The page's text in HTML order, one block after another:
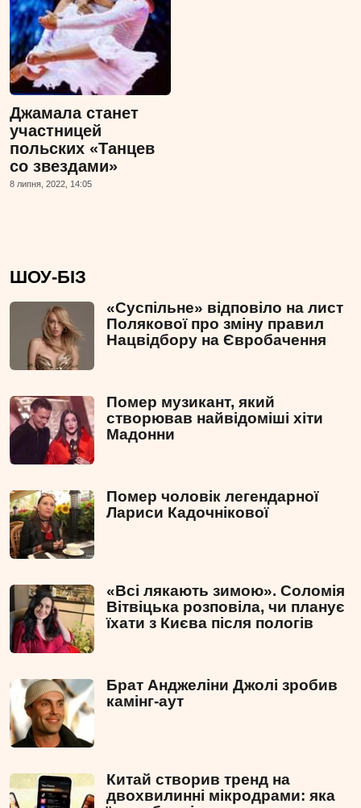
Джамала станет
участницей
польских «Танцев
со звездами»
8 липня, 2022, 14:05
ШОУ-БІЗ
«Суспільне» відповіло на лист
Полякової про зміну правил
Нацвідбору на Євробачення
Помер музикант, який
створював найвідоміші хіти
Мадонни
Помер чоловік легендарної
Лариси Кадочнікової
«Всі лякають зимою». Соломія
Вітвіцька розповіла, чи планує
їхати з Києва після пологів
Брат Анджеліни Джолі зробив
камінг-аут
Китай створив тренд на
двохвилинні мікродрами: яка